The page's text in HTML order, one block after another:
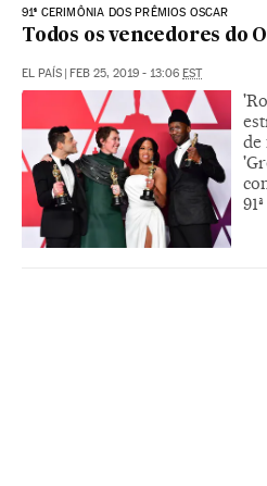
91ª CERIMÔNIA DOS PRÊMIOS OSCAR
Todos os vencedores do
EL PAÍS FEB 25, 2019 - 13:06 EST
de